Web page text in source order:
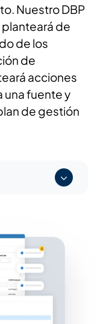
Nuestro DBP
planteará de
de los
de
acciones
una fuente y
de gestión